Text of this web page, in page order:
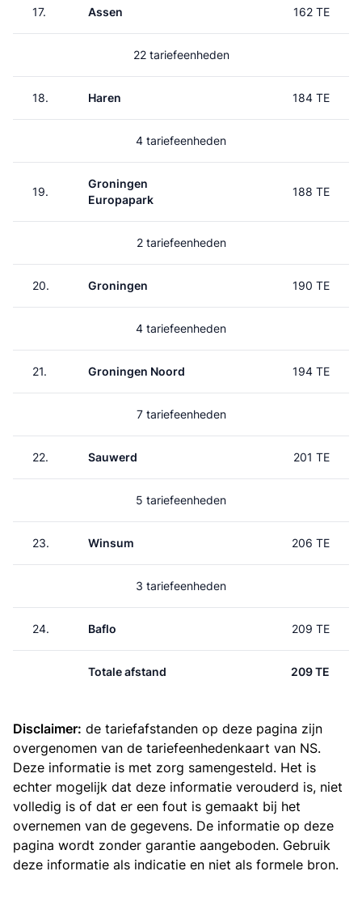
17. Assen 162 TE
22 tariefeenheden
18. Haren 184 TE
4 tariefeenheden
19.
Groningen
Europapark
188 TE
2 tariefeenheden
20. Groningen 190 TE
4 tariefeenheden
21. Groningen Noord 194 TE
7 tariefeenheden
22. Sauwerd 201 TE
5 tariefeenheden
23. Winsum 206 TE
3 tariefeenheden
24. Baflo 209 TE
Totale afstand 209 TE
Disclaimer: de tariefafstanden op deze pagina zijn
overgenomen van de tariefeenhedenkaart van NS.
Deze informatie is met zorg samengesteld. Het is
echter mogelijk dat deze informatie verouderd is, niet
volledig is of dat er een fout is gemaakt bij het
overnemen van de gegevens. De informatie op deze
pagina wordt zonder garantie aangeboden. Gebruik
deze informatie als indicatie en niet als formele bron.